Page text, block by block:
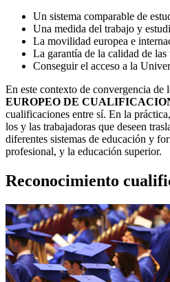
Un sistema comparable de
Una medida del trabajo y
La movilidad europea e
La garantía de la calidad de
Conseguir el acceso a la
En este contexto de convergencia de
EUROPEO DE
cualificaciones entre sí. En la
los y las trabajadoras que deseen
diferentes sistemas de educación y
profesional, y la educación superior.
Reconocimiento